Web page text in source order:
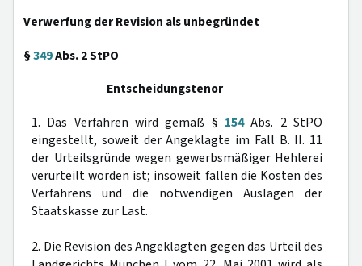
Verwerfung der Revision als unbegründet
§349Abs. 2 StPO
Entscheidungstenor
1. Das Verfahren wird gemäß § 154Abs. 2 StPO
eingestellt, soweit der Angeklagte im Fall B. II. 11
der Urteilsgründe wegen gewerbsmäßiger Hehlerei
verurteilt worden ist; insoweit fallen die Kosten des
Verfahrens und die notwendigen Auslagen der
Staatskasse zur Last.
2. Die Revision des Angeklagten gegen das Urteil des